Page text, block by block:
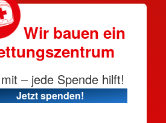
Wir bauen ein
– jede Spende hilft!
Jetzt spenden!